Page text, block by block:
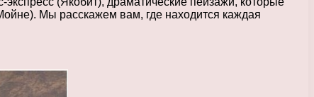
Мы расскажем вам, где находится каждая